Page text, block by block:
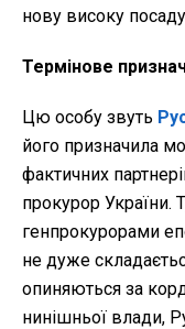
нову високу
Термінове
Цю особу звуть
його призначила
фактичних
прокурор України.
генпрокурорами
не дуже
опиняються за
нинішньої влади,